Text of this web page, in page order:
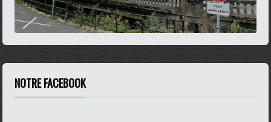
NOTRE FACEBOOK